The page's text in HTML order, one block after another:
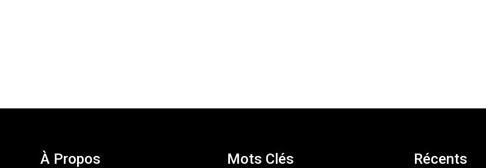
À Propos Mots Clés Récents